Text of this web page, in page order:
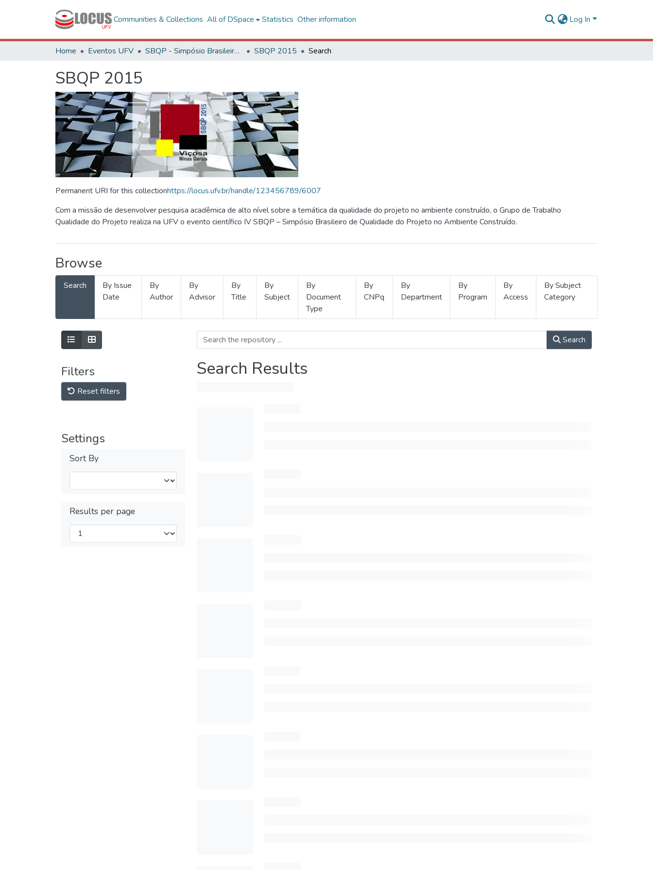
Communities & Collections All of DSpace Statistics Other information Log In
Home Eventos UFV SBQP - Simpósio Brasileiro de Qualidade do Projeto no Ambiente Construído SBQP 2015 Search
SBQP 2015
Permanent URI for this collectionhttps://locus.ufv.br/handle/123456789/6007
Com a missão de desenvolver pesquisa acadêmica de alto nível sobre a temática da qualidade do projeto no ambiente construído, o Grupo de Trabalho
Qualidade do Projeto realiza na UFV o evento científico IV SBQP – Simpósio Brasileiro de Qualidade do Projeto no Ambiente Construído.
Browse
Search
By Issue
Date
By
Author
By
Advisor
By
Title
By
Subject
By
Document
Type
By
CNPq
By
Department
By
Program
By
Access
By Subject
Category
Filters
Reset filters
Settings
Sort By
Results per page
Search
Search Results